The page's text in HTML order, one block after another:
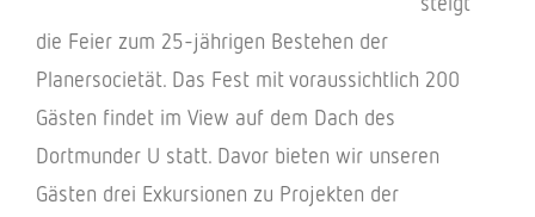
die Feier zum 25-jähri­gen Bestehen der
Planer­so­cie­tät. Das Fest mit voraus­sicht­lich 200
Gästen findet im View auf dem Dach des
Dort­mun­der U statt. Davor bieten wir unse­ren
Gästen drei Exkur­sio­nen zu Projek­ten der